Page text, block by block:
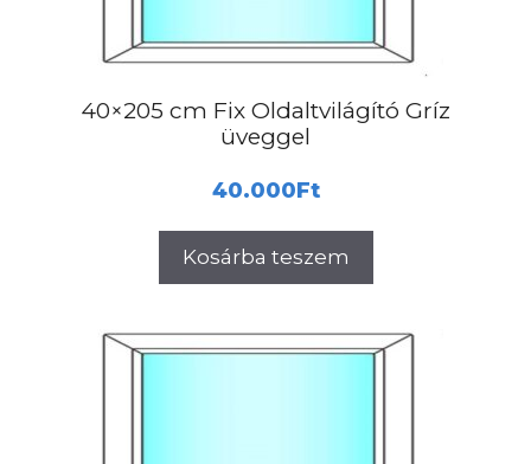
40×205 cm Fix Oldaltvilágító Gríz
üveggel
40.000Ft
Kosárba teszem